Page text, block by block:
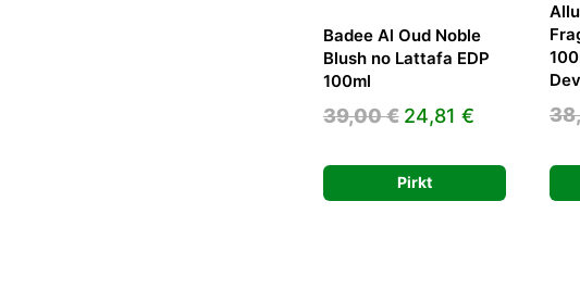
Badee Al Oud Noble
Blush no Lattafa EDP
100ml
39,00€ Original
was:
39,00 €.
24,81 €Current
24,81 €.
Pirkt